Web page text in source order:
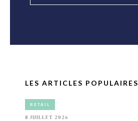
LES ARTICLES POPULAIRES
RETAIL
8 JUILLET 2026